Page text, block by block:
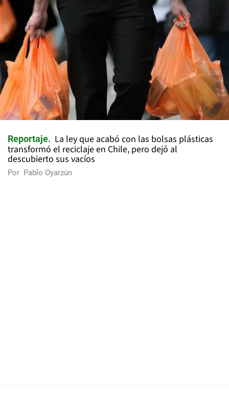
Reportaje
La ley que acabó con las bolsas plásticas
transformó el reciclaje en Chile, pero dejó al
descubierto sus vacíos
Por Pablo Oyarzún